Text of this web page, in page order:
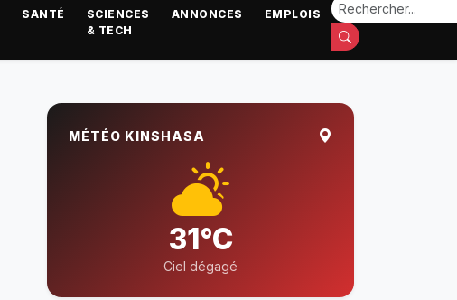
SANTÉ
SCIENCES
& TECH
ANNONCES EMPLOIS
MÉTÉO KINSHASA
31°C
Ciel dégagé